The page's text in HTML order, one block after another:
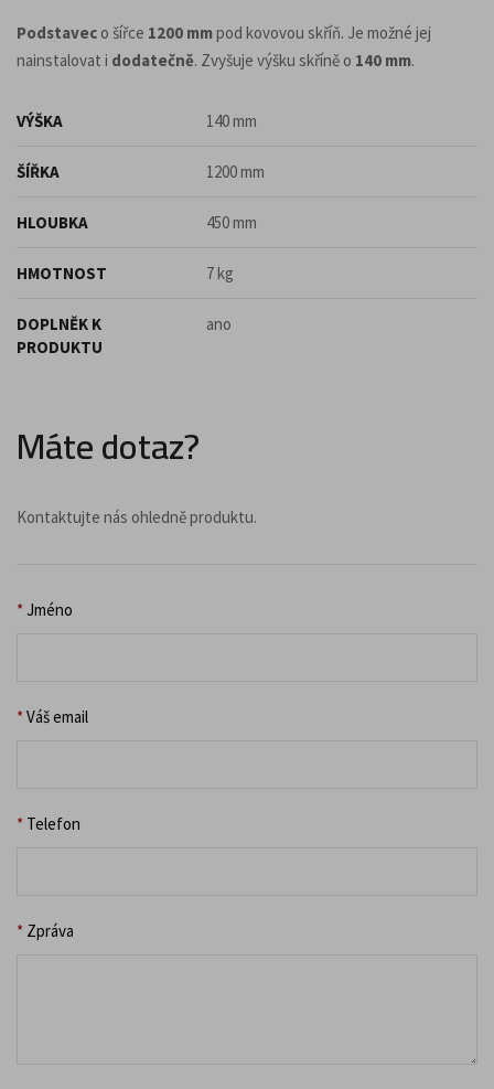
Podstavec o šířce 1200 mmpod kovovou skříň. Je možné jej
nainstalovat i dodatečně. Zvyšuje výšku skříně o 140 mm.
VÝŠKA 140 mm
ŠÍŘKA 1200 mm
HLOUBKA 450 mm
HMOTNOST 7 kg
DOPLNĚK K
PRODUKTU
ano
Máte dotaz?
Kontaktujte nás ohledně produktu.
*Jméno
*Váš email
* Telefon
* Zpráva